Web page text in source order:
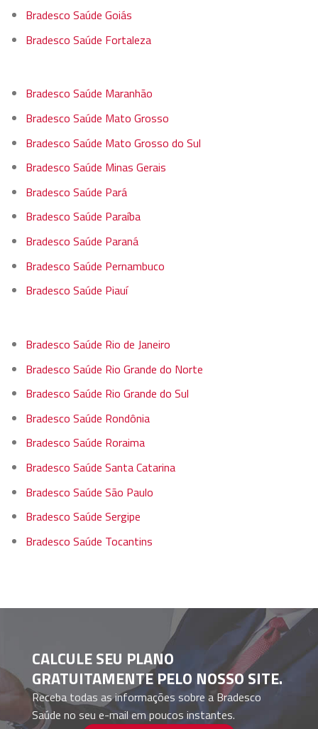
Bradesco Saúde Goiás
Bradesco Saúde Fortaleza
Bradesco Saúde Maranhão
Bradesco Saúde Mato Grosso
Bradesco Saúde Mato Grosso do Sul
Bradesco Saúde Minas Gerais
Bradesco Saúde Pará
Bradesco Saúde Paraíba
Bradesco Saúde Paraná
Bradesco Saúde Pernambuco
Bradesco Saúde Piauí
Bradesco Saúde Rio de Janeiro
Bradesco Saúde Rio Grande do Norte
Bradesco Saúde Rio Grande do Sul
Bradesco Saúde Rondônia
Bradesco Saúde Roraima
Bradesco Saúde Santa Catarina
Bradesco Saúde São Paulo
Bradesco Saúde Sergipe
Bradesco Saúde Tocantins
CALCULE SEU PLANO
GRATUITAMENTE PELO NOSSO SITE.
Receba todas as informações sobre a Bradesco
Saúde no seu e-mail em poucos instantes.